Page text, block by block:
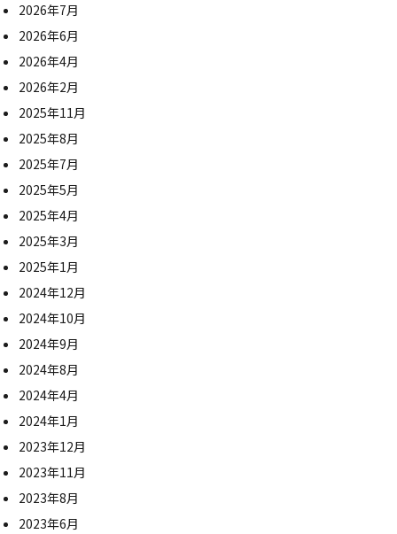
2026年7月
2026年6月
2026年4月
2026年2月
2025年11月
2025年8月
2025年7月
2025年5月
2025年4月
2025年3月
2025年1月
2024年12月
2024年10月
2024年9月
2024年8月
2024年4月
2024年1月
2023年12月
2023年11月
2023年8月
2023年6月